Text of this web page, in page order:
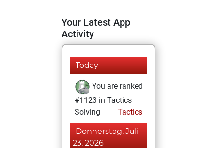
Your Latest App
Activity
Today
You are ranked
#1123 in Tactics
Solving
Tactics
Donnerstag, Juli
23, 2026